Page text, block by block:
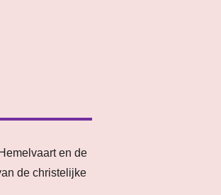
en de
de christelijke